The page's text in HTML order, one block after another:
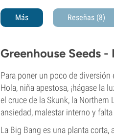
Más Reseñas (8)
Greenhouse Seeds -
Para poner un poco de
Hola, niña apestosa, ¡hágase la
el cruce de la Skunk, la
ansiedad, malestar interno y
La Big Bang es una planta